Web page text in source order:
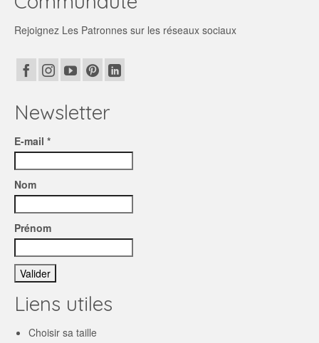
Rejoignez Les Patronnes sur les réseaux sociaux
Newsletter
E-mail *
Nom
Prénom
Liens utiles
Choisir sa taille